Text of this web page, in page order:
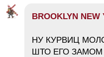
BROOKLYN NEW
НУ КУРВИЦ
ШТО ЕГО